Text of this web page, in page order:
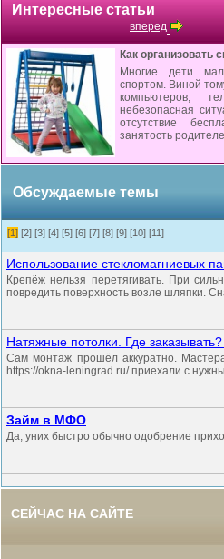
Интересные статьи
вперед
Как организовать
Многие дети
спортом. Виной
компьютеров,
небезопасная
отсутствие
занятость
Обсуждаемые темы
[1] [2] [3] [4] [5] [6] [7] [8] [9] [10] [11]
Использование стекломагниевых
Крепёж нельзя перетягивать. При
повредить поверхность возле шляпки.
Натяжные потолки. Где
Сам монтаж прошёл аккуратно.
https://okna-leningrad.ru/ приехали с
Займ в МФО
Да, уних быстро обычно одобрение
СЕЙЧАС НА САЙТЕ